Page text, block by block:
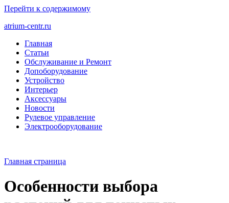
Перейти к содержимому
atrium-centr.ru
Главная
Статьи
Обслуживание и Ремонт
Допоборудование
Устройство
Интерьер
Аксессуары
Новости
Рулевое управление
Электрооборудование
Главная страница
Особенности выбора